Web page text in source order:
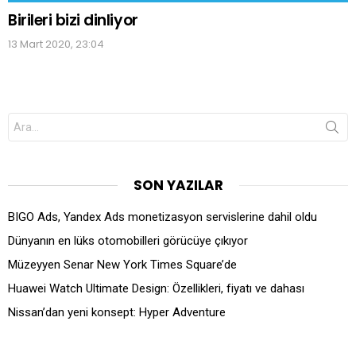
Birileri bizi dinliyor
13 Mart 2020, 23:04
Search
for:
SON YAZILAR
BIGO Ads, Yandex Ads monetizasyon servislerine dahil oldu
Dünyanın en lüks otomobilleri görücüye çıkıyor
Müzeyyen Senar New York Times Square’de
Huawei Watch Ultimate Design: Özellikleri, fiyatı ve dahası
Nissan’dan yeni konsept: Hyper Adventure